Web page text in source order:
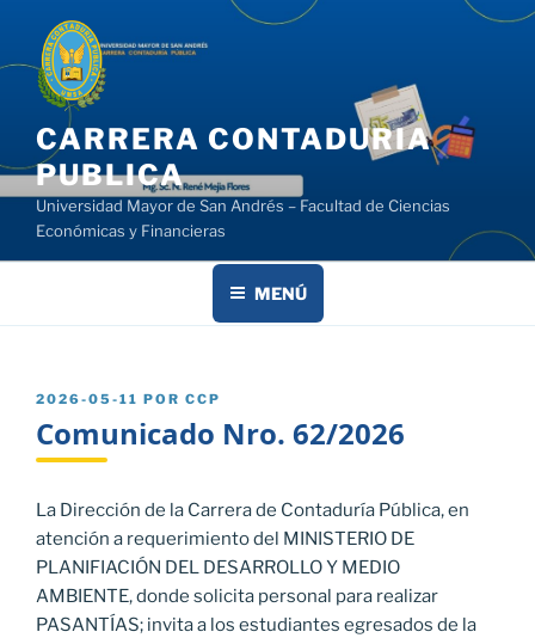
contenido
CARRERA CONTADURIA
PUBLICA
Universidad Mayor de San Andrés – Facultad de Ciencias
Económicas y Financieras
MENÚ
PUBLICADO
2026-05-11 POR CCP
Comunicado Nro. 62/2026
La Dirección de la Carrera de Contaduría Pública, en
atención a requerimiento del MINISTERIO DE
PLANIFIACIÓN DEL DESARROLLO Y MEDIO
AMBIENTE, donde solicita personal para realizar
PASANTÍAS; invita a los estudiantes egresados de la